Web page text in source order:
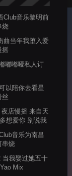
Club音乐黎明前
烧
曲当年我堕入爱
摇
嘟嘟哑私人订
以陪你去看星
丝
店慢摇 来自天
想爱你 别说我
音乐为南昌
串烧
当我娶过她五十
Mix